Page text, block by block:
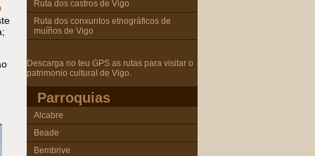
Ruta dos castros de Vigo
Ruta dos conxuntos etnográficos de
muíños de Vigo
Descarga no teu GPS as rutas para visitar o
patrimonio cultural de Vigo.
Parroquias
Alcabre
Beade
Bembrive